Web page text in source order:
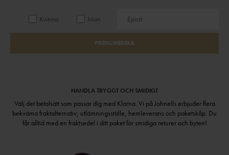
Kvinna Man
PRENUMERERA
HANDLA TRYGGT OCH SMIDIGT
Välj det betalsätt som passar dig med Klarna. Vi på Johnells erbjuder flera
bekväma fraktalternativ; utlämningsställe, hemleverans och paketskåp. Du
får alltid med en fraktsedel i ditt paket för smidiga returer och byten!